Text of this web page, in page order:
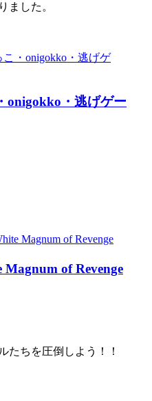
ました。
onigokko・逃げゲー
of Revenge
たちを圧倒しよう！！